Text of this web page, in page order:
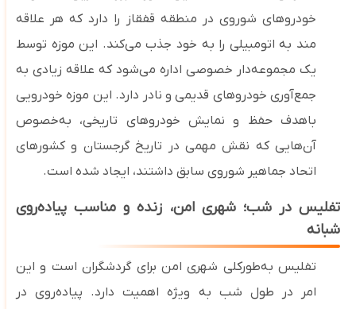
خودروهای شوروی در منطقه قفقاز را دارد که هر علاقه
مند به اتومبیلی را به خود جذب می‌کند.این موزه توسط
یک مجموعه‌دار خصوصی اداره می‌شود که علاقه‌ زیادی به
جمع‌آوری خودروهای قدیمی و نادر دارد. این موزه خودرویی
باهدف حفظ و نمایش خودروهای تاریخی، به‌خصوص
آن‌هایی که نقش مهمی در تاریخ گرجستان و کشورهای
اتحاد جماهیر شوروی سابق داشتند، ایجاد شده است.
تفلیس در شب؛ شهری امن، زنده و مناسب پیاده‌روی
شبانه
تفلیس به‌طورکلی شهری امن برای گردشگران است و این
امر در طول شب به ‌ویژه اهمیت دارد. پیاده‌روی در